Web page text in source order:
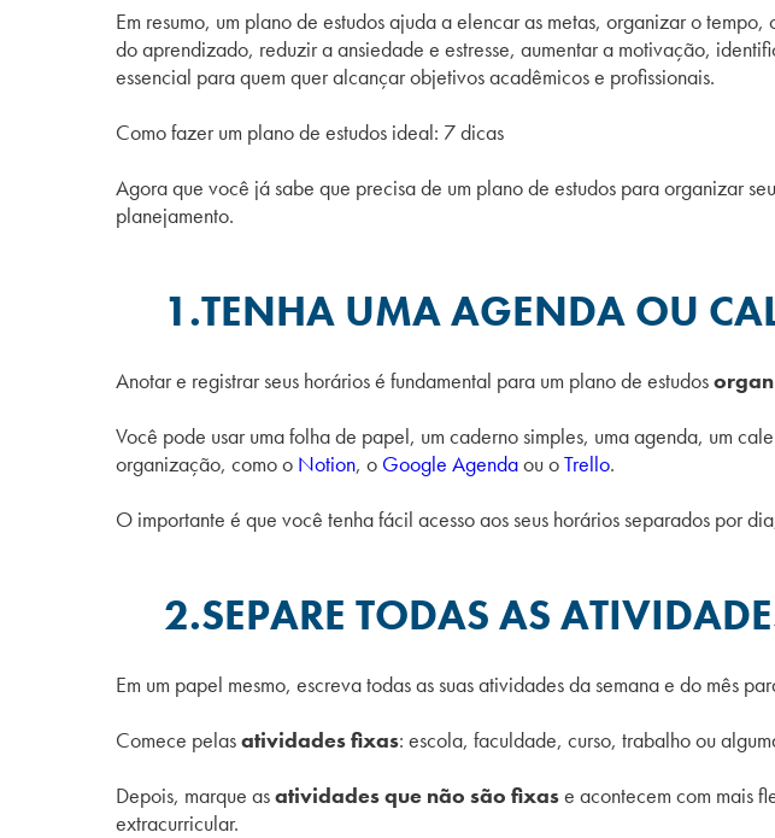
Em resumo, um plano de estudos ajuda a elencar as metas, organizar o
do aprendizado, reduzir a ansiedade e estresse, aumentar a motivação,
essencial para quem quer alcançar objetivos acadêmicos e profissionais.
Como fazer um plano de estudos ideal: 7 dicas
Agora que você já sabe que precisa de um plano de estudos para organizar
planejamento.
1.TENHA UMA AGENDA OU
Anotar e registrar seus horários é fundamental para um plano de estudos
Você pode usar uma folha de papel, um caderno simples, uma agenda, um
organização, como o Notion, o Google Agendaou oTrello.
O importante é que você tenha fácil acesso aos seus horários separados por
2.SEPARE TODAS AS
Em um papel mesmo, escreva todas as suas atividades da semana e do mês
Comece pelasatividades fixas: escola, faculdade, curso, trabalho ou
Depois, marque asatividades que não são fixase acontecem com mais
extracurricular.